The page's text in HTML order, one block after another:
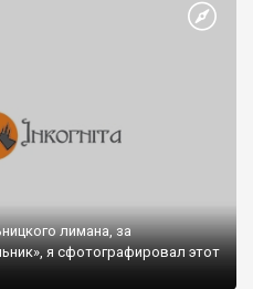
лимана, за
я сфотографировал этот